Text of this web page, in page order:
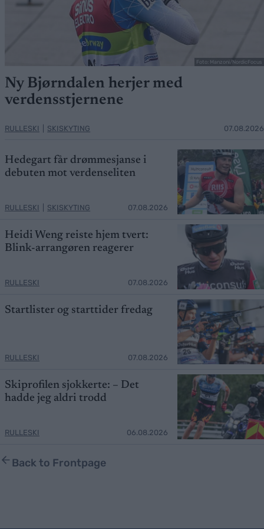
Foto: Manzoni/NordicFocus
Ny Bjørndalen herjer med
verdensstjernene
RULLESKI SKISKYTING 07.08.2026
Hedegart får drømmesjanse i
debuten mot verdenseliten
RULLESKI SKISKYTING 07.08.2026
Heidi Weng reiste hjem tvert:
Blink-arrangøren reagerer
RULLESKI 07.08.2026
Startlister og starttider fredag
RULLESKI 07.08.2026
Skiprofilen sjokkerte: – Det
hadde jeg aldri trodd
RULLESKI 06.08.2026
Back to Frontpage